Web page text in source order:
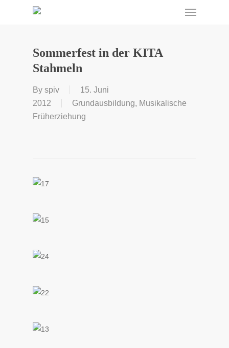
Menu
Sommerfest in der KITA
Stahmeln
By spiv
15. Juni
2012
Grundausbildung, Musikalische
Früherziehung